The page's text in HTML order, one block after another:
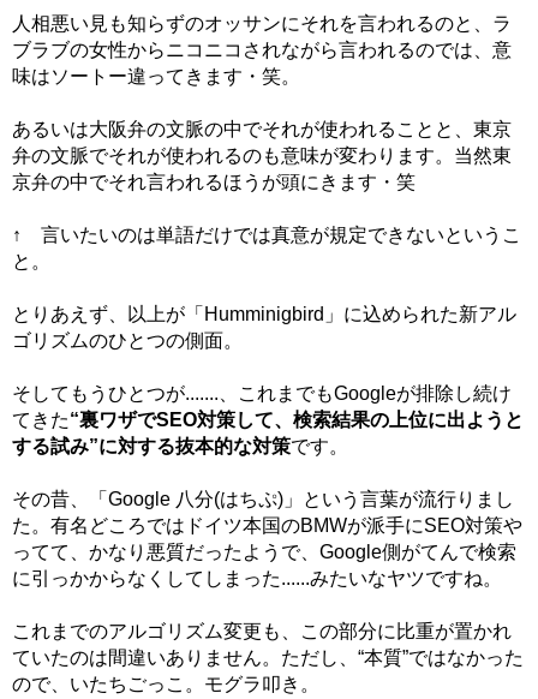
人相悪い見も知らずのオッサンにそれを言われるのと、ラ
ブラブの女性からニコニコされながら言われるのでは、意
味はソートー違ってきます・笑。
あるいは大阪弁の文脈の中でそれが使われることと、東京
弁の文脈でそれが使われるのも意味が変わります。当然東
京弁の中でそれ言われるほうが頭にきます・笑
↑ 言いたいのは単語だけでは真意が規定できないというこ
と。
とりあえず、以上が「Humminigbird」に込められた新アル
ゴリズムのひとつの側面。
そしてもうひとつが.......、これまでもGoogleが排除し続け
てきた“裏ワザでSEO対策して、検索結果の上位に出ようと
する試み”に対する抜本的な対策です。
その昔、「Google 八分(はちぷ)」という言葉が流行りまし
た。有名どころではドイツ本国のBMWが派手にSEO対策や
ってて、かなり悪質だったようで、Google側がてんで検索
に引っかからなくしてしまった......みたいなヤツですね。
これまでのアルゴリズム変更も、この部分に比重が置かれ
ていたのは間違いありません。ただし、“本質”ではなかった
ので、いたちごっこ。モグラ叩き。